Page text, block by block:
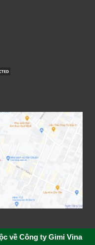
về Công ty Gimi Vina